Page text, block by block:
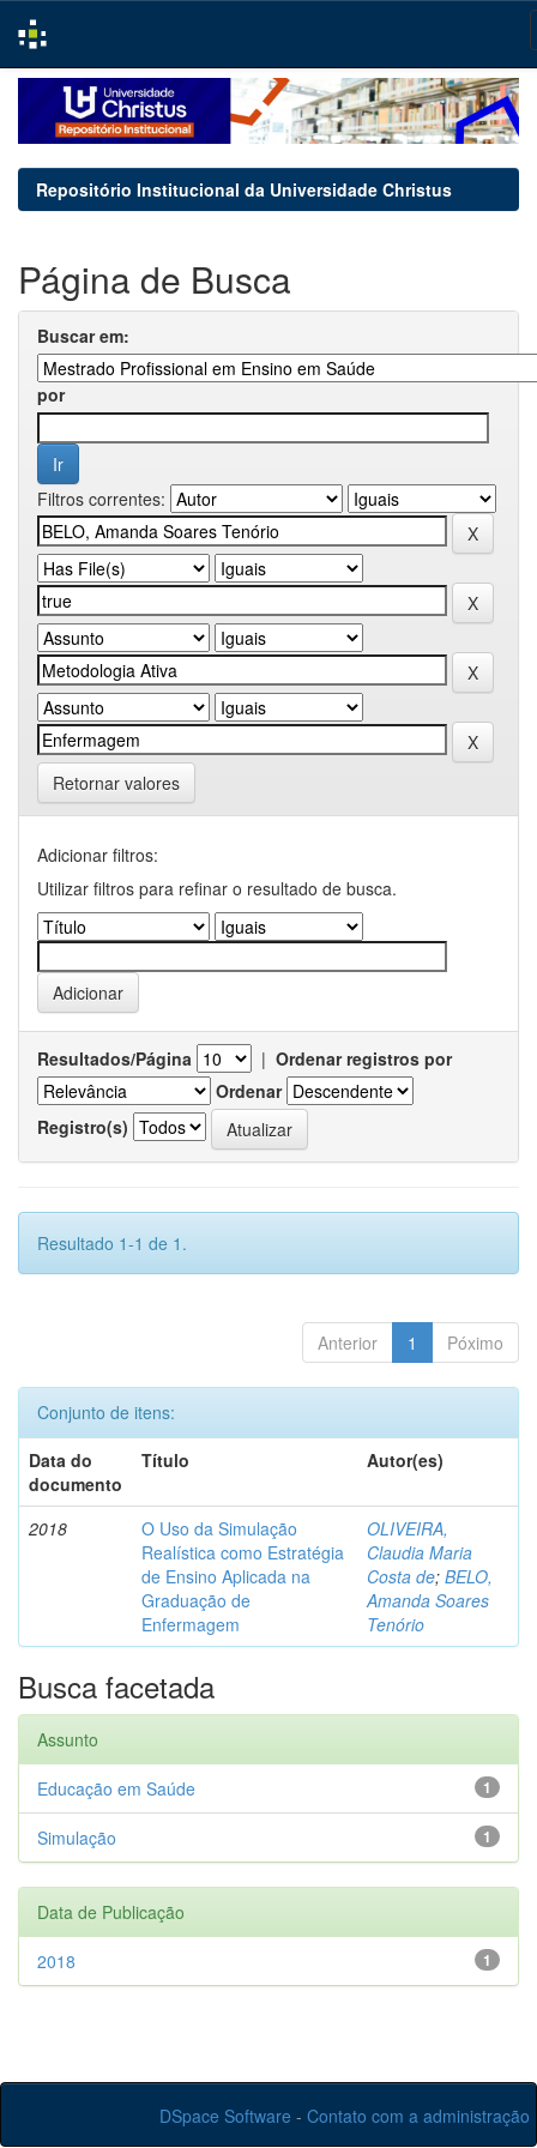
navigation
Repositório Institucional da Universidade Christus
Página de Busca
Buscar em:
por
Filtros correntes:
Retornar valores
Adicionar filtros:
Utilizar filtros para refinar o resultado de busca.
Resultados/Página | Ordenar registros por
Ordenar
Registro(s)
Resultado 1-1 de 1.
Anterior 1 Póximo
Conjunto de itens:
Data do
documento
Título Autor(es)
2018
O Uso da Simulação
Realística como Estratégia
de Ensino Aplicada na
Graduação de
Enfermagem
OLIVEIRA,
Claudia Maria
Costa de; BELO,
Amanda Soares
Tenório
Busca facetada
Assunto
1
Educação em Saúde
1
Simulação
Data de Publicação
1
2018
DSpace Software - Contato com a administração